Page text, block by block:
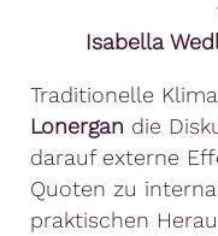
Isabella
Traditionelle
Lonergan die
darauf externe
Quoten zu
praktischen